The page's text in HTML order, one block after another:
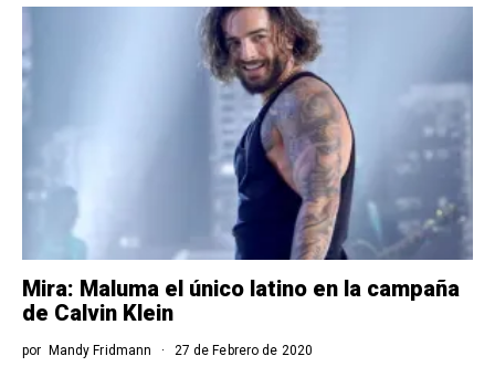
Mira: Maluma el único latino en la campaña
de Calvin Klein
por Mandy Fridmann 27 de Febrero de 2020